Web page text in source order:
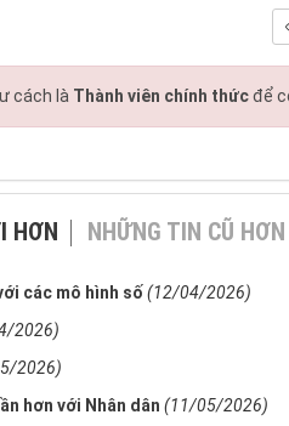
cách là Thành viên chính thứcđể
HƠN NHỮNG TIN CŨ HƠN
các mô hình số (12/04/2026)
2026)
2026)
hơn với Nhân dân (11/05/2026)